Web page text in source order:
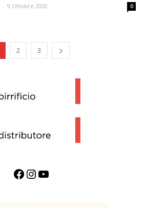
- 9 Ottobre 2020 0
2 3
Facebook InstagramYouTube